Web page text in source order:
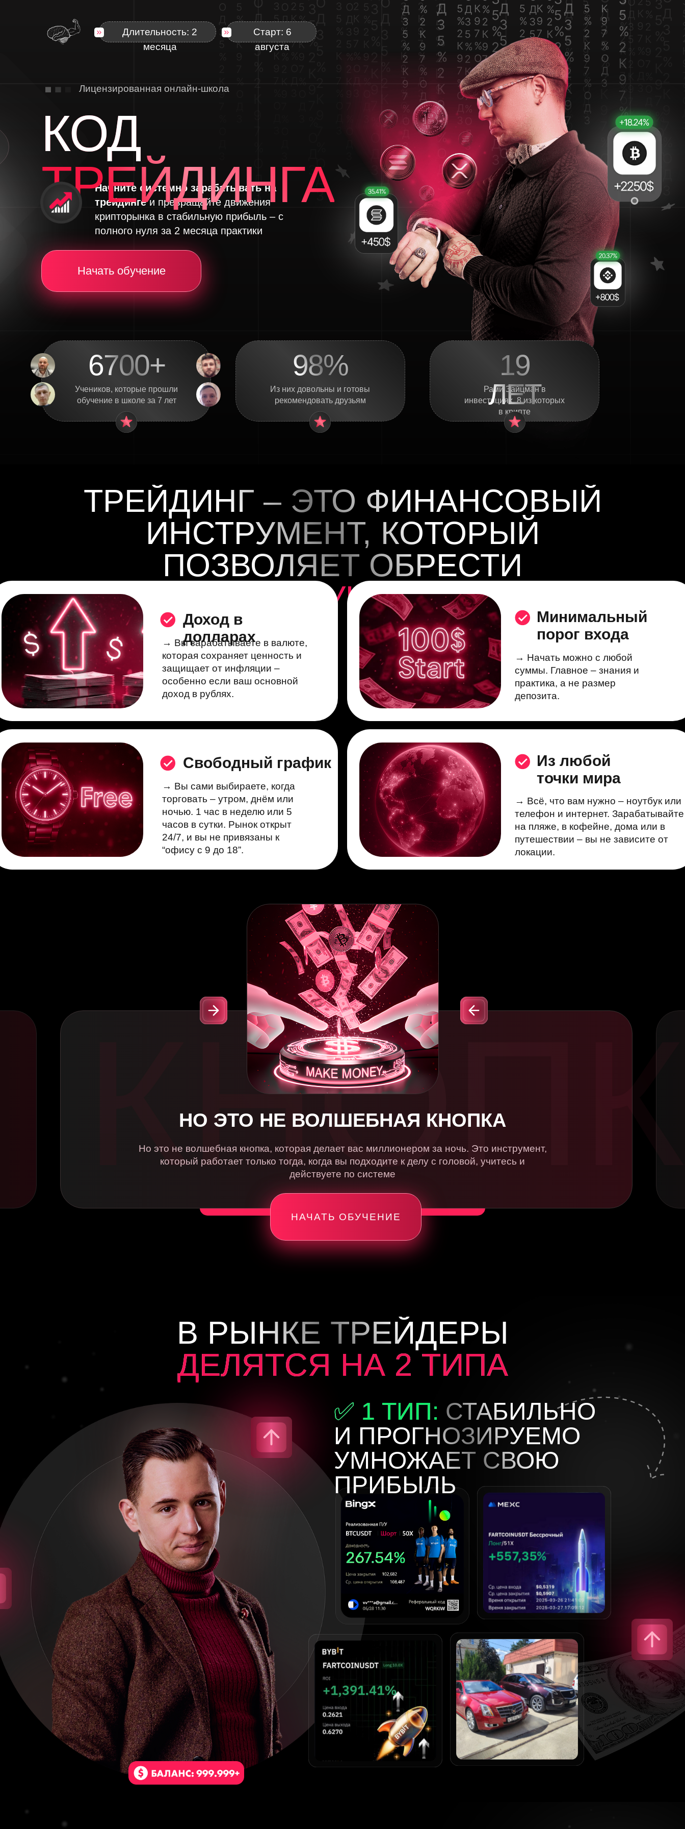
Длительность: 2
месяца
Начните системно зарабатывать на
трейдингеи превращайте движения
крипторынка в стабильную прибыль – с
полного нуля за 2 месяца практики
Старт: 6
августа
КОД
ТРЕЙДИНГА
Лицензированная онлайн-школа
Учеников, которые прошли
обучение в школе за 7 лет
6700+
Начать обучение
Из них довольны и готовы
рекомендовать друзьям
98%
Рами Зайцман в
инвестициях, 8 из которых
в крипте
19
ЛЕТ
ТРЕЙДИНГ – ЭТО ФИНАНСОВЫЙ
ИНСТРУМЕНТ, КОТОРЫЙ
ПОЗВОЛЯЕТ ОБРЕСТИ
ФИНАНСОВУЮ СВОБОДУ
→ Вы зарабатываете в валюте,
которая сохраняет ценность и
защищает от инфляции –
особенно если ваш основной
доход в рублях.
Доход в
долларах
НО ЭТО НЕ ВОЛШЕБНАЯ КНОПКА
→ Начать можно с любой
суммы. Главное – знания и
практика, а не размер
депозита.
Минимальный
порог входа
→ Вы сами выбираете, когда
торговать – утром, днём или
ночью. 1 час в неделю или 5
часов в сутки. Рынок открыт
24/7, и вы не привязаны к
“офису с 9 до 18”.
Но это не волшебная кнопка, которая делает вас миллионером за ночь. Это инструмент,
который работает только тогда, когда вы подходите к делу с головой, учитесь и
действуете по системе
Свободный график
→ Всё, что вам нужно – ноутбук или
телефон и интернет. Зарабатывайте
на пляже, в кофейне, дома или в
путешествии – вы не зависите от
локации.
Из любой
точки мира
НАЧАТЬ ОБУЧЕНИЕ
В РЫНКЕ ТРЕЙДЕРЫ
ДЕЛЯТСЯ НА 2 ТИПА
✅ 1 ТИП: СТАБИЛЬНО
И ПРОГНОЗИРУЕМО
УМНОЖАЕТ СВОЮ
ПРИБЫЛЬ
✅ 1 ТИП:СТАБИЛЬНО
И ПРОГНОЗИРУЕМО
УМНОЖАЕТ СВОЮ
ПРИБЫЛЬ
❌ 2 ТИП:ТЕРЯЕТ
ДЕНЬГИ И ИГРАЕТ
В ТРЕЙДИНГ КАК
В "КАЗИНО"